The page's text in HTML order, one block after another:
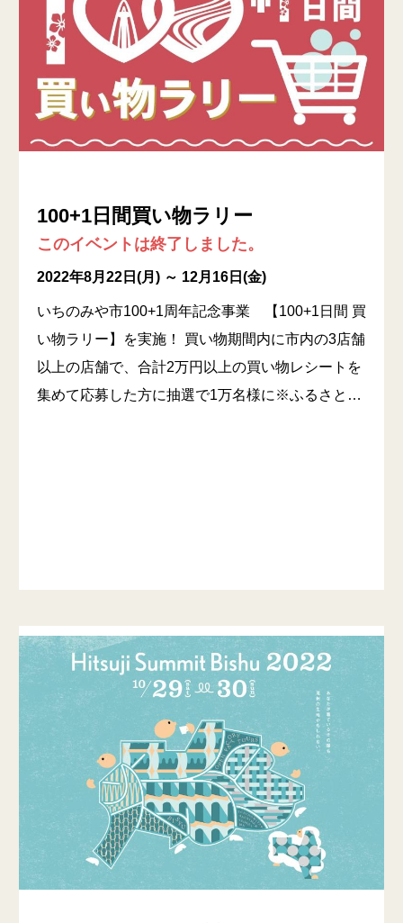
100+1日間買い物ラリー
このイベントは終了しました。
2022年8月22日(月) ～ 12月16日(金)
いちのみや市100+1周年記念事業 【100+1日間 買
い物ラリー】を実施！ 買い物期間内に市内の3店舗
以上の店舗で、合計2万円以上の買い物レシートを
集めて応募した方に抽選で1万名様に※ふるさと…